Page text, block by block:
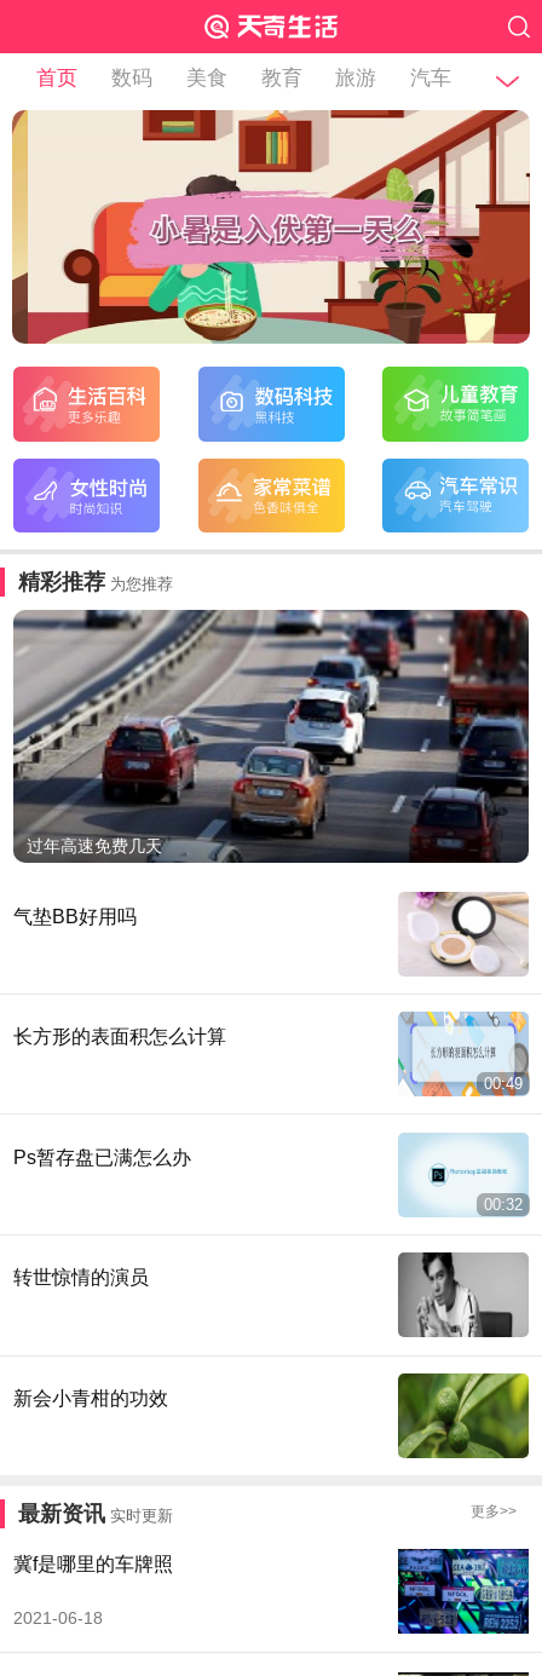
首页 数码 美食 教育 旅游 汽车
精彩推荐 为您推荐
过年高速免费几天
气垫BB好用吗
长方形的表面积怎么计算
00:49
Ps暂存盘已满怎么办
00:32
转世惊情的演员
新会小青柑的功效
最新资讯 实时更新 更多>>
冀f是哪里的车牌照
2021-06-18